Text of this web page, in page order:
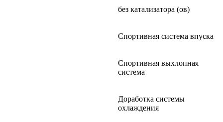
без катализатора (ов)
Спортивная система впуска
Спортивная выхлопная
система
Доработка системы
охлаждения